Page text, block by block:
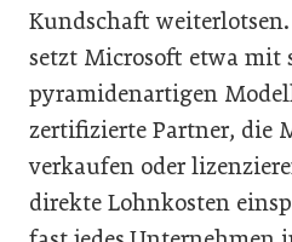
Kundschaft
setzt Microsoft etwa mit
pyramidenartigen
zertifizierte Partner, die
verkaufen oder
direkte Lohnkosten